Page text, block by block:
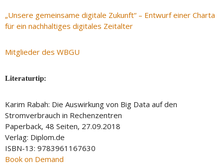
„Unsere gemeinsame digitale Zukunft“ – Entwurf einer Charta
für ein nachhaltiges digitales Zeitalter
Mitglieder des WBGU
Literaturtip:
Karim Rabah: Die Auswirkung von Big Data auf den
Stromverbrauch in Rechenzentren
Paperback, 48 Seiten, 27.09.2018
Verlag: Diplom.de
ISBN-13: 9783961167630
Book on Demand